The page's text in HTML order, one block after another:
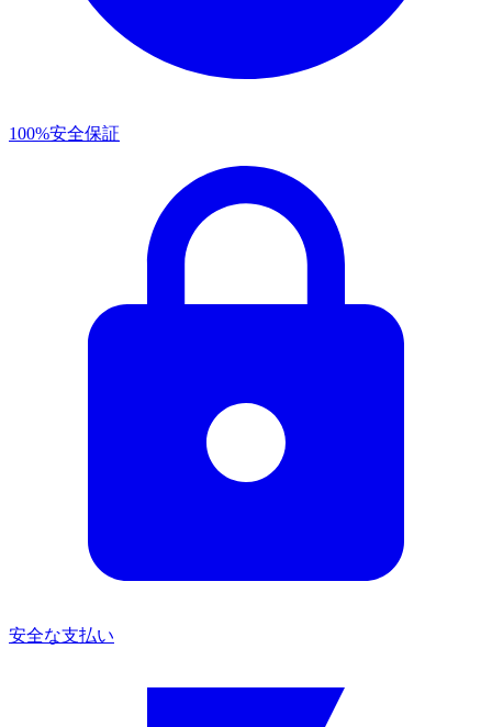
100%安全保証
安全な支払い